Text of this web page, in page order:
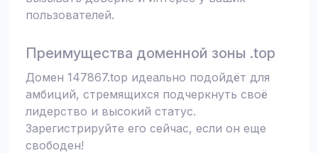
пользователей.
Преимущества доменной зоны .top
Домен 147867.top идеально подойдёт для
амбиций, стремящихся подчеркнуть своё
лидерство и высокий статус.
Зарегистрируйте его сейчас, если он еще
свободен!